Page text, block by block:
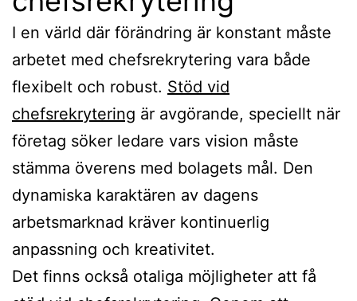
I en värld där förändring är konstant måste
arbetet med chefsrekrytering vara både
flexibelt och robust. Stöd vid
chefsrekrytering är avgörande, speciellt när
företag söker ledare vars vision måste
stämma överens med bolagets mål. Den
dynamiska karaktären av dagens
arbetsmarknad kräver kontinuerlig
anpassning och kreativitet.
Det finns också otaliga möjligheter att få